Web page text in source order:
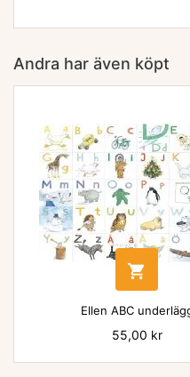
Andra har även köpt

Ellen ABC
Pris
55,00 kr